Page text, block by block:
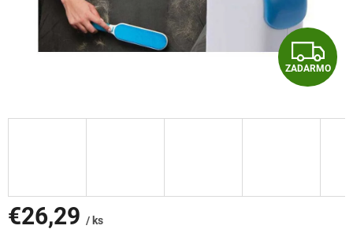
Z
A
D
ZADARMO
€26,29 / ks